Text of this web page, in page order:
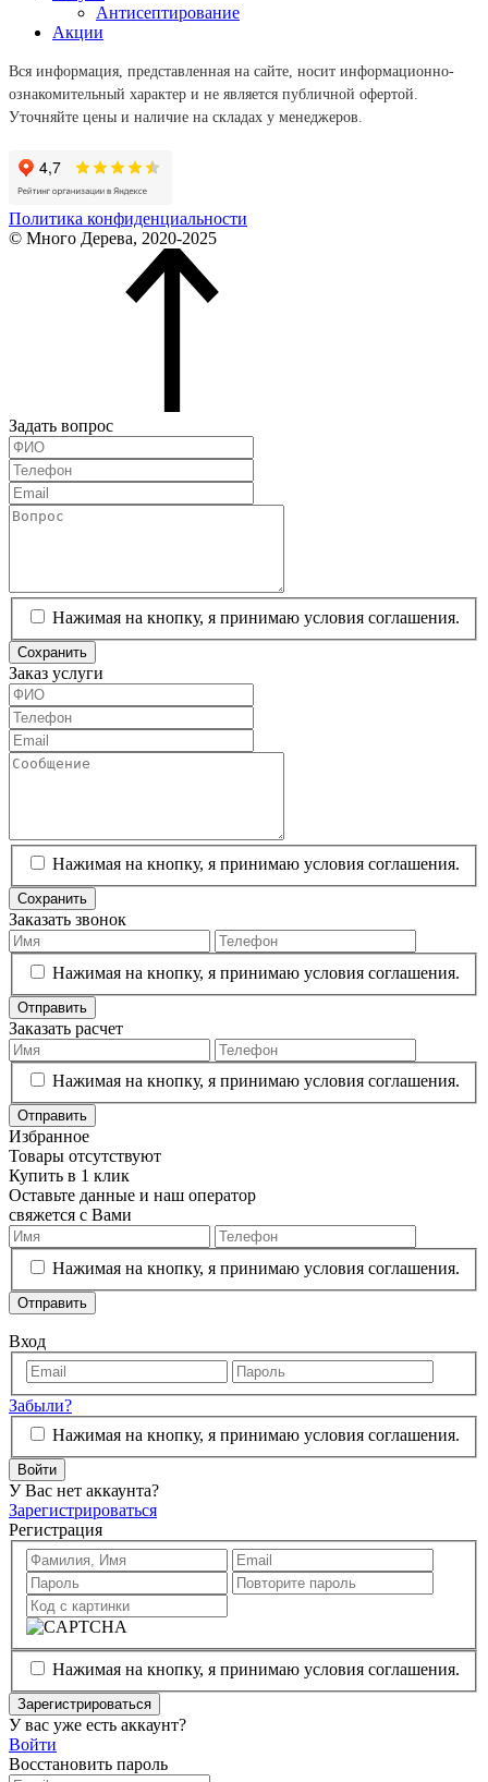
Антисептирование
Акции
Вся информация, представленная на сайте, носит информационно-
ознакомительный характер и не является публичной офертой.
Уточняйте цены и наличие на складах у менеджеров.
Политика конфиденциальности
© Много Дерева, 2020-2025
Задать вопрос
Нажимая на кнопку, я принимаю условия соглашения.
Сохранить
Заказ услуги
Нажимая на кнопку, я принимаю условия соглашения.
Сохранить
Заказать звонок
Нажимая на кнопку, я принимаю условия соглашения.
Отправить
Заказать расчет
Нажимая на кнопку, я принимаю условия соглашения.
Отправить
Избранное
Товары отсутствуют
Купить в 1 клик
Оставьте данные и наш оператор
свяжется с Вами
Нажимая на кнопку, я принимаю условия соглашения.
Отправить
Вход
Забыли?
Нажимая на кнопку, я принимаю условия соглашения.
Войти
У Вас нет аккаунта?
Зарегистрироваться
Регистрация
Нажимая на кнопку, я принимаю условия соглашения.
Зарегистрироваться
У вас уже есть аккаунт?
Войти
Восстановить пароль